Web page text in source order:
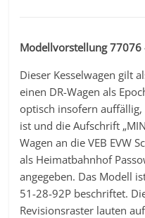
Modellvorstellung 77076
Dieser Kesselwagen gilt
einen DR-Wagen als
optisch insofern
ist und die Aufschrift
Wagen an die VEB EVW
als Heimatbahnhof
angegeben. Das Modell
51-28-92P beschriftet.
Revisionsraster lauten